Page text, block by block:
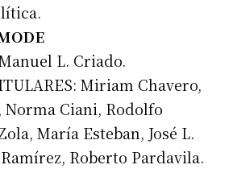
L. Criado.
Miriam Chavero,
Norma Ciani, Rodolfo
María Esteban, José L.
Roberto Pardavila.